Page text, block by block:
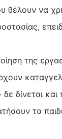
θέλουν να
της
δίνεται
τα